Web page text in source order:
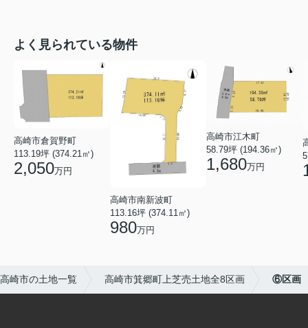
よく見られている物件
高崎市倉賀野町
113.19坪 (374.21㎡)
2,050万円
高崎市南新波町
113.16坪 (374.11㎡)
980万円
高崎市江木町
58.79坪 (194.36㎡)
1,680万円
高崎市の土地一覧 高崎市箕郷町上芝売土地全8区画 ⑥区画